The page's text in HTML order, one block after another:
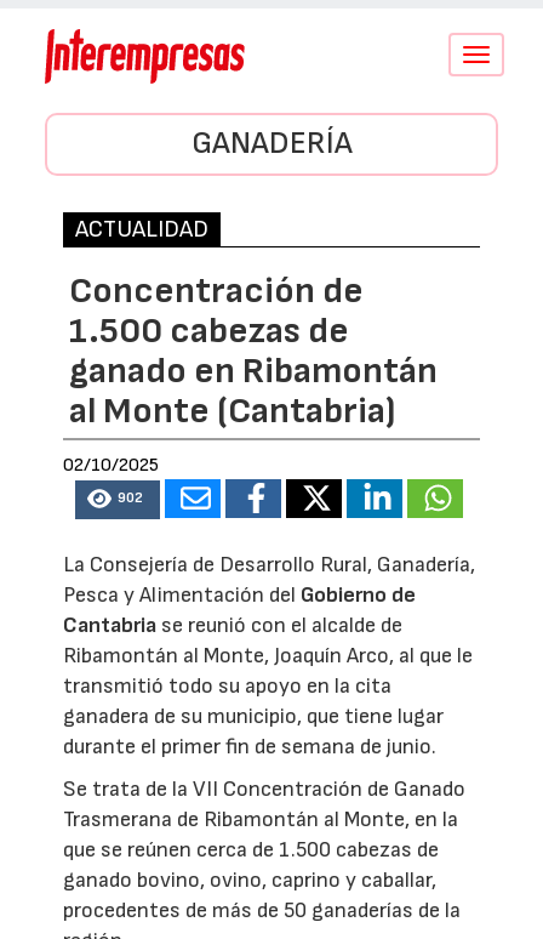
Conmutar
GANADERÍA
ACTUALIDAD
Concentración de
1.500 cabezas de
ganado en Ribamontán
al Monte (Cantabria)
02/10/2025
902
La Consejería de Desarrollo Rural, Ganadería,
Pesca y Alimentación del Gobierno de
Cantabria se reunió con el alcalde de
Ribamontán al Monte, Joaquín Arco, al que le
transmitió todo su apoyo en la cita
ganadera de su municipio, que tiene lugar
durante el primer fin de semana de junio.
Se trata de la VII Concentración de Ganado
Trasmerana de Ribamontán al Monte, en la
que se reúnen cerca de 1.500 cabezas de
ganado bovino, ovino, caprino y caballar,
procedentes de más de 50 ganaderías de la